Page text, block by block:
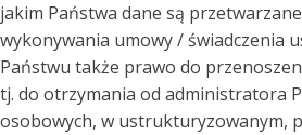
jakim Państwa dane są
wykonywania umowy / świadczenia
Państwu także prawo do
tj. do otrzymania od administratora
osobowych, w ustrukturyzowanym,